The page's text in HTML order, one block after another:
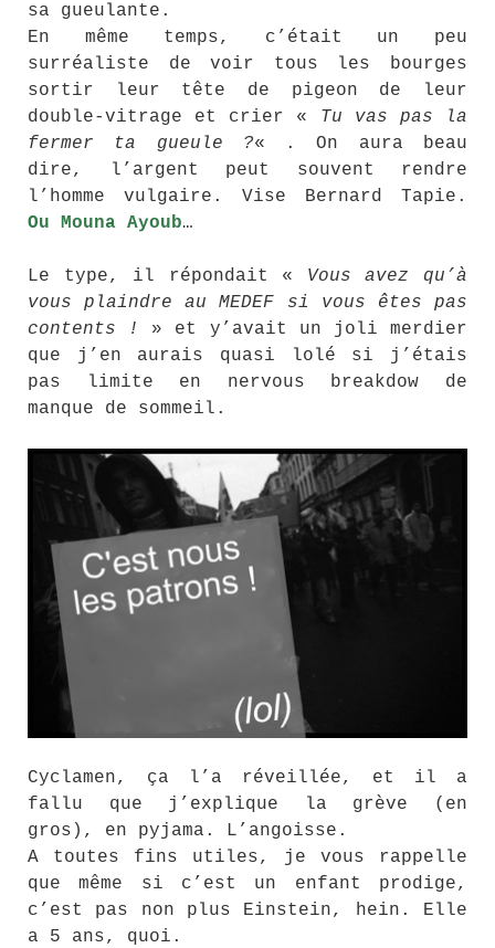
sa gueulante.
En même temps, c’était un peu
surréaliste de voir tous les bourges
sortir leur tête de pigeon de leur
double-vitrage et crier «
Tu vas pas la
fermer ta gueule ?« . On aura beau
dire, l’argent peut souvent rendre
l’homme vulgaire. Vise Bernard Tapie.
Ou Mouna Ayoub…
Le type, il répondait « Vous avez qu’à
vous plaindre au MEDEF si vous êtes pas
contents !
» et y’avait un joli merdier
que j’en aurais quasi lolé si j’étais
pas limite en nervous breakdow de
manque de sommeil.
Cyclamen, ça l’a réveillée, et il a
fallu que j’explique la grève (en
gros), en pyjama. L’angoisse.
A toutes fins utiles, je vous rappelle
que même si c’est un enfant prodige,
c’est pas non plus Einstein, hein. Elle
a 5 ans, quoi.